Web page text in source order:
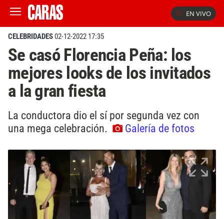
EN VIVO
CELEBRIDADES02-12-2022 17:35
Se casó Florencia Peña: los
mejores looks de los invitados
a la gran fiesta
La conductora dio el sí por segunda vez con
una mega celebración.
Galería de fotos